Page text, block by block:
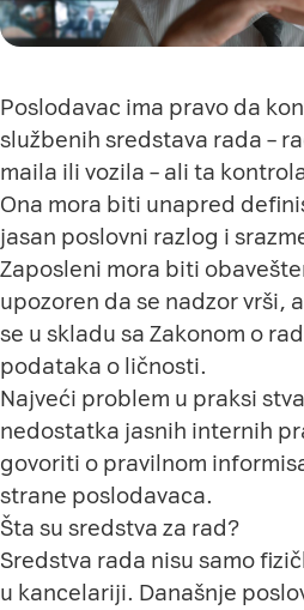
Poslodavac ima pravo da
službenih sredstava rada –
maila ili vozila – ali ta
Ona mora biti unapred
jasan poslovni razlog i
Zaposleni mora biti
upozoren da se nadzor vrši,
se u skladu sa Zakonom o
podataka o ličnosti.
Najveći problem u praksi
nedostatka jasnih internih
govoriti o pravilnom
strane poslodavaca.
Šta su sredstva za rad?
Sredstva rada nisu samo
u kancelariji. Današnje